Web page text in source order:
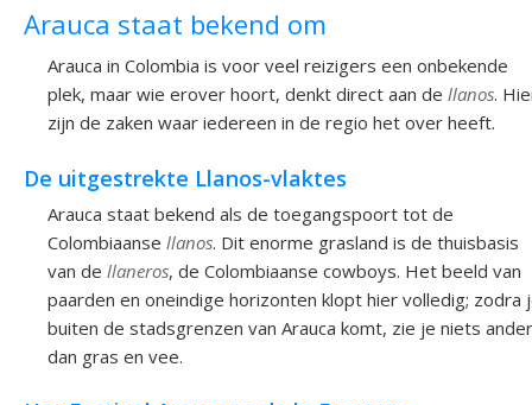
Arauca staat bekend om
Arauca in Colombia is voor veel reizigers een onbekende
plek, maar wie erover hoort, denkt direct aan de llanos.
zijn de zaken waar iedereen in de regio het over heeft.
De uitgestrekte Llanos-vlaktes
Arauca staat bekend als de toegangspoort tot de
Colombiaanse llanos. Dit enorme grasland is de thuisbasis
van de llaneros, de Colombiaanse cowboys. Het beeld van
paarden en oneindige horizonten klopt hier volledig; zodra
buiten de stadsgrenzen van Arauca komt, zie je niets
dan gras en vee.